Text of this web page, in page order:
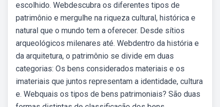
escolhido. Webdescubra os diferentes tipos de
patrimônio e mergulhe na riqueza cultural, histórica e
natural que o mundo tem a oferecer. Desde sítios
arqueológicos milenares até. Webdentro da história e
da arquitetura, o patrimônio se divide em duas
categorias: Os bens considerados materiais e os
imateriais que juntos representam a identidade, cultura
e. Webquais os tipos de bens patrimoniais? São duas